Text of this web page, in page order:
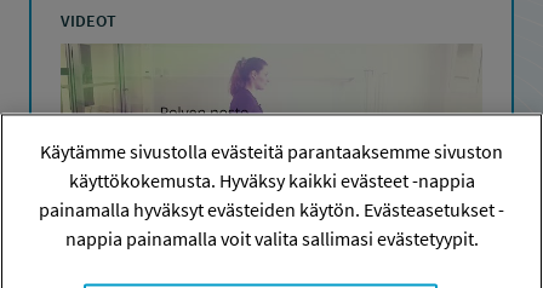
VIDEOT
Käytämme sivustolla evästeitä parantaaksemme sivuston
käyttökokemusta. Hyväksy kaikki evästeet -nappia
painamalla hyväksyt evästeiden käytön. Evästeasetukset -
nappia painamalla voit valita sallimasi evästetyypit.